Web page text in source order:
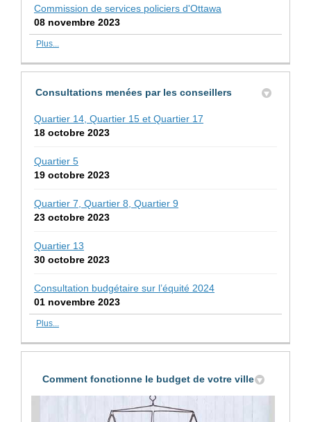
Commission de services policiers d'Ottawa
08 novembre 2023
Plus...
Consultations menées par les conseillers
Quartier 14, Quartier 15 et Quartier 17
18 octobre 2023
Quartier 5
19 octobre 2023
Quartier 7, Quartier 8, Quartier 9
23 octobre 2023
Quartier 13
30 octobre 2023
Consultation budgétaire sur l’équité 2024
01 novembre 2023
Plus...
Comment fonctionne le budget de votre ville